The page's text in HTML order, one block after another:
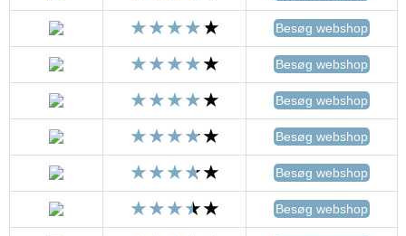
Besøg webshop
Besøg webshop
Besøg webshop
Besøg webshop
Besøg webshop
Besøg webshop